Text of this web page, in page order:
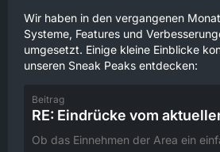
Wir haben in den vergangenen
Systeme, Features und
umgesetzt. Einige kleine Einblicke
unseren Sneak Peaks entdecken:
Beitrag
RE: Eindrücke vom
Ob das Einnehmen der Area ein